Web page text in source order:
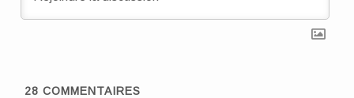
28 COMMENTAIRES